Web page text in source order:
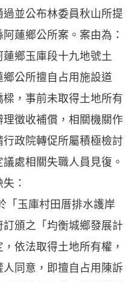
並公布林委員秋山所提
蓮鄉公所案。案由為：
鄉玉庫段十九地號土
公所擅自占用施設道
，事前未取得土地所有
徵收補償，相關機關作
政院轉促所屬積極檢討
處相關失職人員見復。
：
「玉庫村田厝排水護岸
頒之「均衡城鄉發展計
依法取得土地所有權，
同意，即擅自占用陳訴